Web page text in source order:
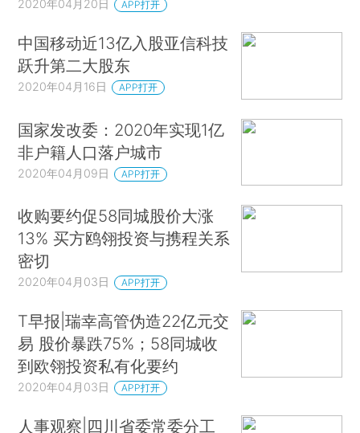
2020年04月20日 APP打开
中国移动近13亿入股亚信科技
跃升第二大股东
2020年04月16日 APP打开
国家发改委：2020年实现1亿
非户籍人口落户城市
2020年04月09日 APP打开
收购要约促58同城股价大涨
13% 买方鸥翎投资与携程关系
密切
2020年04月03日 APP打开
T早报|瑞幸高管伪造22亿元交
易 股价暴跌75%；58同城收
到欧翎投资私有化要约
2020年04月03日 APP打开
人事观察|四川省委常委分工